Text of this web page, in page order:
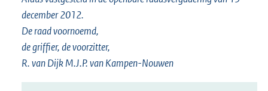
december 2012.
De raad voornoemd,
de griffier, de voorzitter,
R. van Dijk M.J.P. van Kampen-Nouwen